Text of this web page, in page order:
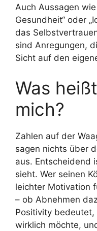
Auch Aussagen
Gesundheit“ oder
das
sind Anregungen,
Sicht auf den
Was
mich?
Zahlen auf der
sagen nichts über
aus. Entscheidend
sieht. Wer seinen
leichter Motivation
– ob Abnehmen
Positivity
wirklich möchte,